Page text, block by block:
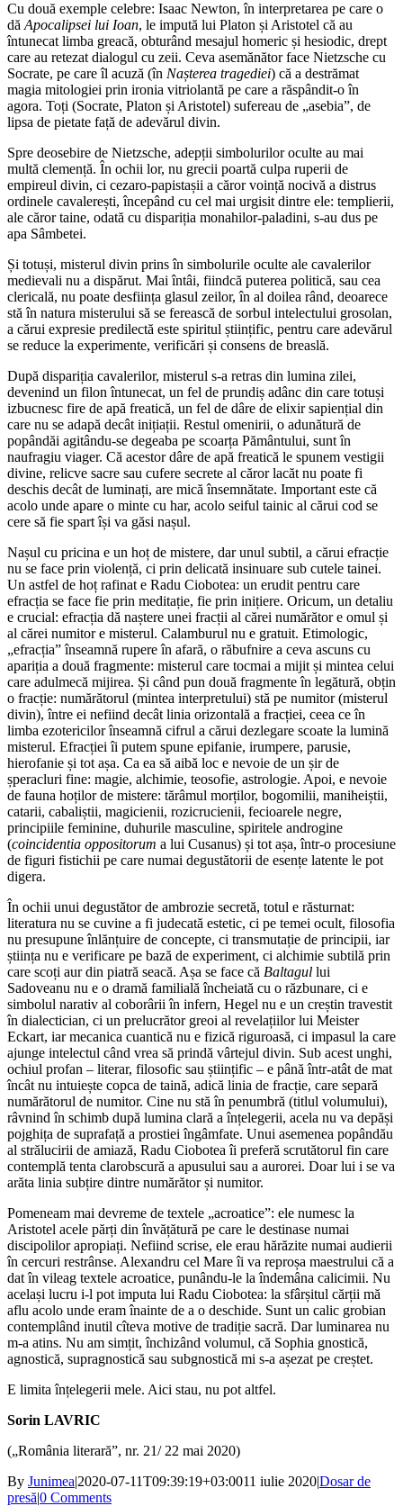
Cu două exemple celebre: Isaac Newton, în interpretarea pe care o
dăApocalipsei lui Ioan, le impută lui Platon și Aristotel că au
întunecat limba greacă, obturând mesajul homeric și hesiodic, drept
care au retezat dialogul cu zeii. Ceva asemănător face Nietzsche cu
Socrate, pe care îl acuză (în Nașterea tragediei) că a destrămat
magia mitologiei prin ironia vitriolantă pe care a răspândit-o în
agora. Toți (Socrate, Platon și Aristotel) sufereau de „asebia”, de
lipsa de pietate față de adevărul divin.
Spre deosebire de Nietzsche, adepții simbolurilor oculte au mai
multă clemență. În ochii lor, nu grecii poartă culpa ruperii de
empireul divin, ci cezaro-papistașii a căror voință nocivă a distrus
ordinele cavalerești, începând cu cel mai urgisit dintre ele: templierii,
ale căror taine, odată cu dispariția monahilor-paladini, s-au dus pe
apa Sâmbetei.
Și totuși, misterul divin prins în simbolurile oculte ale cavalerilor
medievali nu a dispărut. Mai întâi, fiindcă puterea politică, sau cea
clericală, nu poate desființa glasul zeilor, în al doilea rând, deoarece
stă în natura misterului să se ferească de sorbul intelectului grosolan,
a cărui expresie predilectă este spiritul științific, pentru care adevărul
se reduce la experimente, verificări și consens de breaslă.
După dispariția cavalerilor, misterul s-a retras din lumina zilei,
devenind un filon întunecat, un fel de prundiș adânc din care totuși
izbucnesc fire de apă freatică, un fel de dâre de elixir sapiențial din
care nu se adapă decât inițiații. Restul omenirii, o adunătură de
popândăi agitându-se degeaba pe scoarța Pământului, sunt în
naufragiu viager. Că acestor dâre de apă freatică le spunem vestigii
divine, relicve sacre sau cufere secrete al căror lacăt nu poate fi
deschis decât de luminați, are mică însemnătate. Important este că
acolo unde apare o minte cu har, acolo seiful tainic al cărui cod se
cere să fie spart își va găsi nașul.
Nașul cu pricina e un hoț de mistere, dar unul subtil, a cărui efracție
nu se face prin violență, ci prin delicată insinuare sub cutele tainei.
Un astfel de hoț rafinat e Radu Ciobotea: un erudit pentru care
efracția se face fie prin meditație, fie prin inițiere. Oricum, un detaliu
e crucial: efracția dă naștere unei fracții al cărei numărător e omul și
al cărei numitor e misterul. Calamburul nu e gratuit. Etimologic,
„efracția” înseamnă rupere în afară, o răbufnire a ceva ascuns cu
apariția a două fragmente: misterul care tocmai a mijit și mintea celui
care adulmecă mijirea. Și când pun două fragmente în legătură, obțin
o fracție: numărătorul (mintea interpretului) stă pe numitor (misterul
divin), între ei nefiind decât linia orizontală a fracției, ceea ce în
limba ezotericilor înseamnă cifrul a cărui dezlegare scoate la lumină
misterul. Efracției îi putem spune epifanie, irumpere, parusie,
hierofanie și tot așa. Ca ea să aibă loc e nevoie de un șir de
șperacluri fine: magie, alchimie, teosofie, astrologie. Apoi, e nevoie
de fauna hoților de mistere: tărâmul morților, bogomilii, maniheiștii,
catarii, cabaliștii, magicienii, rozicrucienii, fecioarele negre,
principiile feminine, duhurile masculine, spiritele androgine
(coincidentia oppositorum a lui Cusanus) și tot așa, într-o procesiune
de figuri fistichii pe care numai degustătorii de esențe latente le pot
digera.
În ochii unui degustător de ambrozie secretă, totul e răsturnat:
literatura nu se cuvine a fi judecată estetic, ci pe temei ocult, filosofia
nu presupune înlănțuire de concepte, ci transmutație de principii, iar
știința nu e verificare pe bază de experiment, ci alchimie subtilă prin
care scoți aur din piatră seacă. Așa se face că Baltagul lui
Sadoveanu nu e o dramă familială încheiată cu o răzbunare, ci e
simbolul narativ al coborârii în infern, Hegel nu e un creștin travestit
în dialectician, ci un prelucrător greoi al revelațiilor lui Meister
Eckart, iar mecanica cuantică nu e fizică riguroasă, ci impasul la care
ajunge intelectul când vrea să prindă vârtejul divin. Sub acest unghi,
ochiul profan – literar, filosofic sau științific – e până într-atât de mat
încât nu intuiește copca de taină, adică linia de fracție, care separă
numărătorul de numitor. Cine nu stă în penumbră (titlul volumului),
râvnind în schimb după lumina clară a înțelegerii, acela nu va depăși
pojghița de suprafață a prostiei îngâmfate. Unui asemenea popândău
al strălucirii de amiază, Radu Ciobotea îi preferă scrutătorul fin care
contemplă tenta clarobscură a apusului sau a aurorei. Doar lui i se va
arăta linia subțire dintre numărător și numitor.
Pomeneam mai devreme de textele „acroatice”: ele numesc la
Aristotel acele părți din învățătură pe care le destinase numai
discipolilor apropiați. Nefiind scrise, ele erau hărăzite numai audierii
în cercuri restrânse. Alexandru cel Mare îi va reproșa maestrului că a
dat în vileag textele acroatice, punându-le la îndemâna calicimii. Nu
același lucru i-l pot imputa lui Radu Ciobotea: la sfârșitul cărții mă
aflu acolo unde eram înainte de a o deschide. Sunt un calic grobian
contemplând inutil cîteva motive de tradiție sacră. Dar luminarea nu
m-a atins. Nu am simțit, închizând volumul, că Sophia gnostică,
agnostică, supragnostică sau subgnostică mi s-a așezat pe creștet.
E limita înțelegerii mele. Aici stau, nu pot altfel.
Sorin LAVRIC
(„România literară”, nr. 21/ 22 mai 2020)
By Junimea|2020-07-11T09:39:19+03:0011 iulie 2020|Dosar de
presă|0 Comments